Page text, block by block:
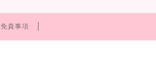
免責事項